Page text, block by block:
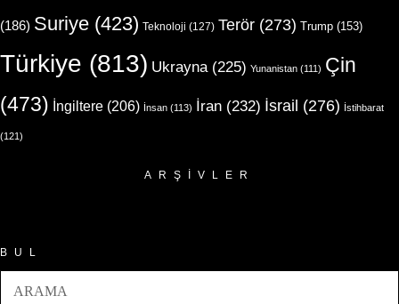
(186) Suriye (423) Teknoloji (127) Terör (273) Trump (153)
Türkiye (813) Ukrayna(225) Yunanistan (111) Çin
(473) İngiltere (206) İnsan (113) İran (232) İsrail (276) İstihbarat
(121)
ARŞIVLER
BUL